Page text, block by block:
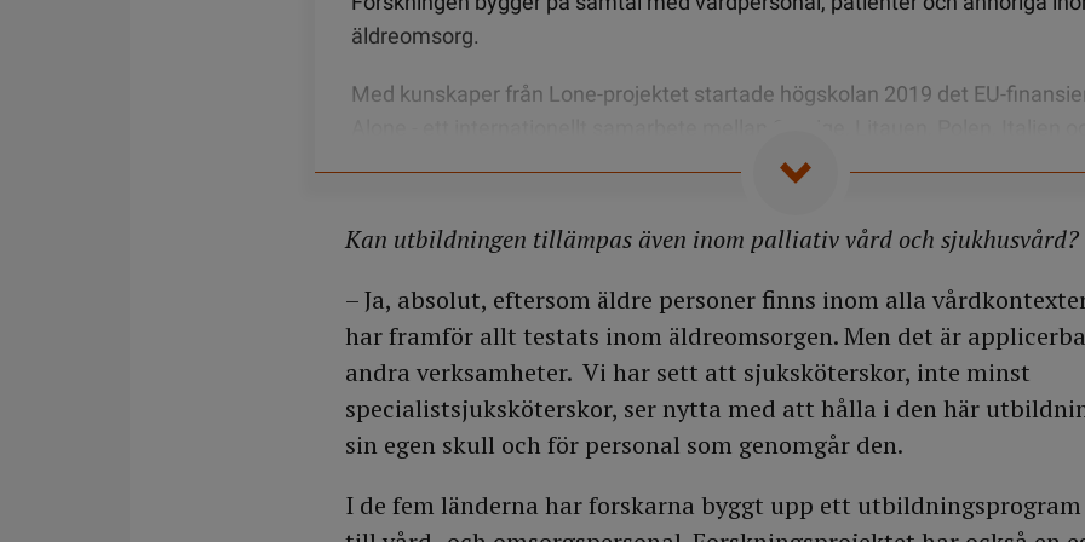
äldreomsorg.
Med kunskaper från Lone-projektet startade högskolan 2019 det EU-
Syftet var att se hur det ser ut i andra länderna när det gäller kunskap om
Forskningen har resulterat i att det sedan denna sommar nu finns en färdig,
utbildning tillgänglig för att ge stöd till personal inom äldrevård och
länderna.
Programmet är testat inom flera verksamheter, som inom äldreomsorg och
exempelvis Kristianstad och Hässleholm.
Kan utbildningen tillämpas även inom palliativ vård och sjukhusvård?
– Ja, absolut, eftersom äldre personer finns inom alla
har framför allt testats inom äldreomsorgen. Men det är
andra verksamheter. Vi har sett att sjuksköterskor, inte minst
specialistsjuksköterskor, ser nytta med att hålla i den här
sin egen skull och för personal som genomgår den.
I de fem länderna har forskarna byggt upp ett